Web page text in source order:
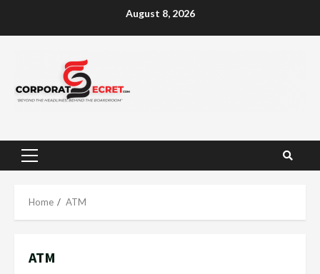
August 8, 2026
Primary
Home ATM
ATM